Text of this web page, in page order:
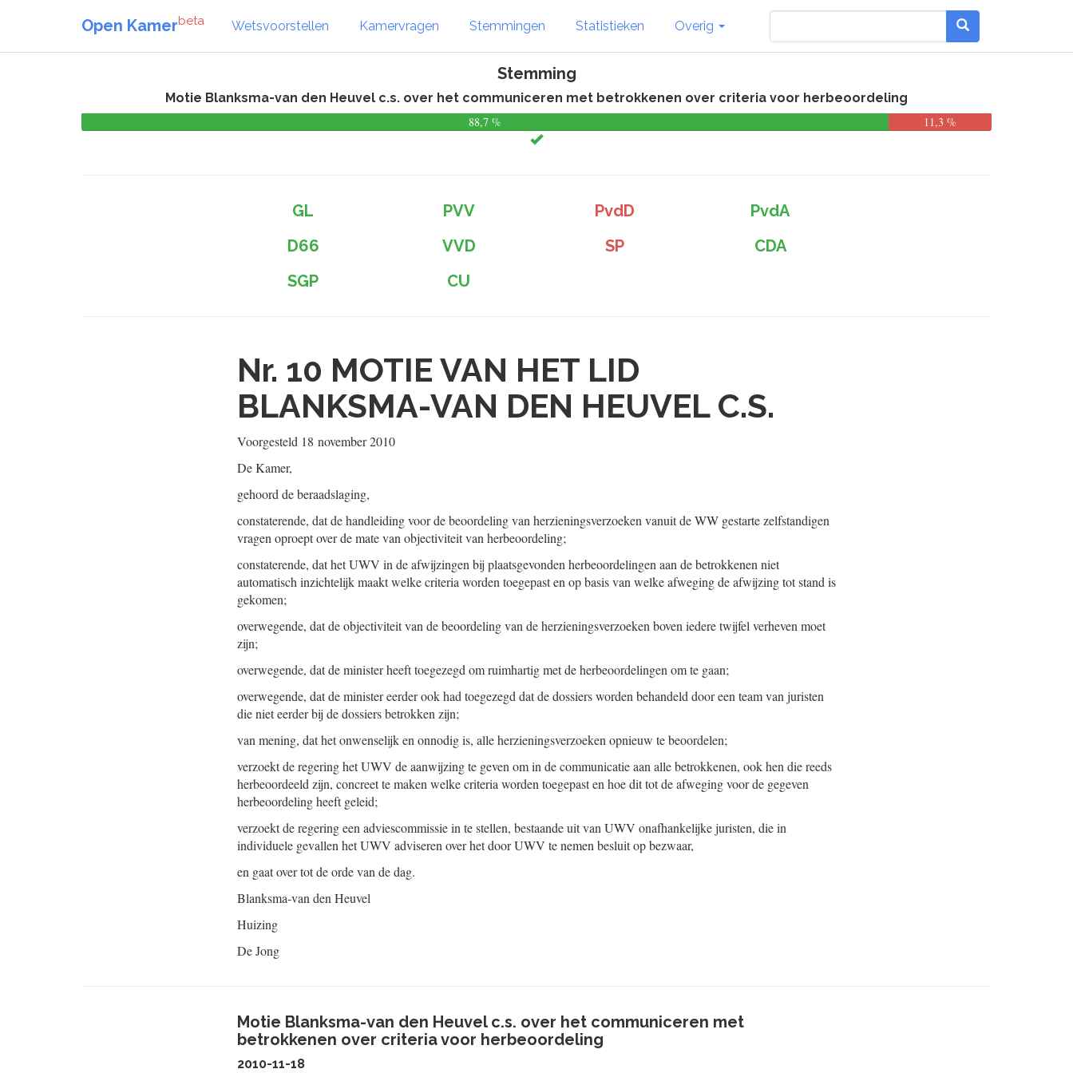
Open Kamerbeta Wetsvoorstellen Kamervragen Stemmingen Statistieken Overig
Stemming
Motie Blanksma-van den Heuvel c.s. over het communiceren met betrokkenen over criteria voor herbeoordeling
88,7 %
11,3 %
GL PVV PvdD
PvdA
D66
VVD SP
CDA
SGP
CU
Nr. 10 MOTIE VAN HET LID
BLANKSMA-VAN DEN HEUVEL C.S.
Voorgesteld 18 november 2010
De Kamer,
gehoord de beraadslaging,
constaterende, dat de handleiding voor de beoordeling van herzieningsverzoeken vanuit de WW gestarte zelfstandigen
vragen oproept over de mate van objectiviteit van herbeoordeling;
constaterende, dat het UWV in de afwijzingen bij plaatsgevonden herbeoordelingen aan de betrokkenen niet
automatisch inzichtelijk maakt welke criteria worden toegepast en op basis van welke afweging de afwijzing tot stand is
gekomen;
overwegende, dat de objectiviteit van de beoordeling van de herzieningsverzoeken boven iedere twijfel verheven moet
zijn;
overwegende, dat de minister heeft toegezegd om ruimhartig met de herbeoordelingen om te gaan;
overwegende, dat de minister eerder ook had toegezegd dat de dossiers worden behandeld door een team van juristen
die niet eerder bij de dossiers betrokken zijn;
van mening, dat het onwenselijk en onnodig is, alle herzieningsverzoeken opnieuw te beoordelen;
verzoekt de regering het UWV de aanwijzing te geven om in de communicatie aan alle betrokkenen, ook hen die reeds
herbeoordeeld zijn, concreet te maken welke criteria worden toegepast en hoe dit tot de afweging voor de gegeven
herbeoordeling heeft geleid;
verzoekt de regering een adviescommissie in te stellen, bestaande uit van UWV onafhankelijke juristen, die in
individuele gevallen het UWV adviseren over het door UWV te nemen besluit op bezwaar,
en gaat over tot de orde van de dag.
Blanksma-van den Heuvel
Huizing
De Jong
Motie Blanksma-van den Heuvel c.s. over het communiceren met
betrokkenen over criteria voor herbeoordeling
2010-11-18